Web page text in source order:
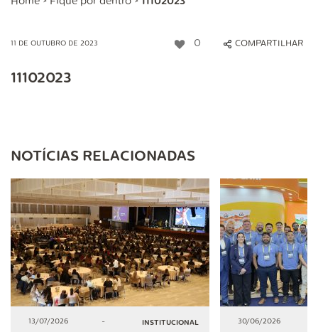
11 DE OUTUBRO DE 2023 0 COMPARTILHAR
11102023
NOTÍCIAS RELACIONADAS
13/07/2026 - INSTITUCIONAL 30/06/2026